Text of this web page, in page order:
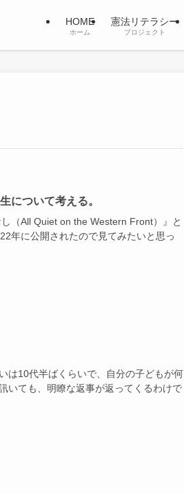
HOME
ホーム
憲法リテラシー
プロジェクト
について考える。
（All Quiet on the Western Front）』と
年に公開されたので見てみたいと思っ
は10代半ばくらいで、自分の子どもが何
いても、明瞭な返事が返ってくるわけで